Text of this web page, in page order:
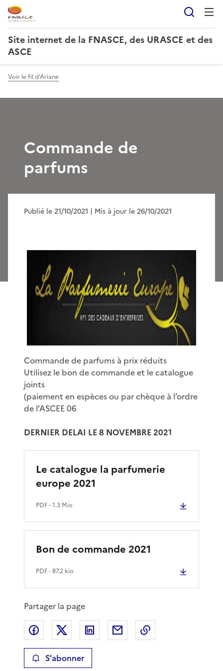
Site internet de la FNASCE, des URASCE et des
ASCE
Voir le fil d'Ariane
Commande de
parfums
Publié le 21/10/2021 | Mis à jour le 26/10/2021
Commande de parfums à prix réduits
Utilisez le bon de commande et le catalogue
joints
(paiement en espèces ou par chèque à l’ordre
de l’ASCEE 06
DERNIER DELAI LE 8 NOVEMBRE 2021
Le catalogue la parfumerie
europe 2021
PDF- 1.3 Mio
Bon de commande 2021
PDF- 87.2 kio
Partager la page
Partager sur Facebook
Partager sur XPartager sur LinkedIn
Partager par email
S'abonner